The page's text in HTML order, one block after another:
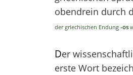
obendrein durch
der griechischen Endung -os
Der
erste Wort